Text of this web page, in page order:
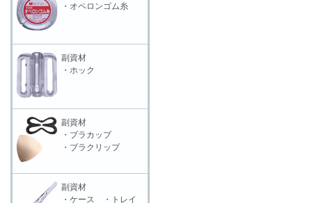
・オペロンゴム糸
副資材
・ホック
副資材
・ブラカップ
・ブラクリップ
副資材
・ケース ・トレイ